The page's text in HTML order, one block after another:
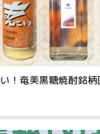
！奄美黒糖焼酎銘柄